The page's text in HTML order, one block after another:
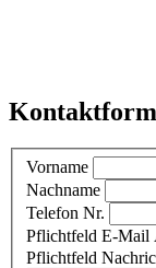
Vorname
Nachname
Telefon Nr.
Pflichtfeld E-Mail
Pflichtfeld